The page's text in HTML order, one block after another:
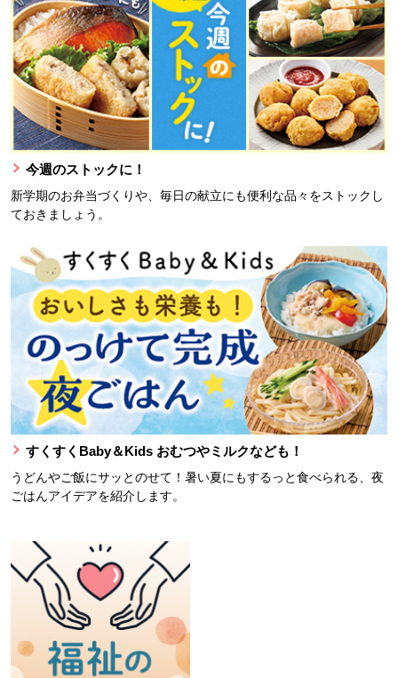
今週のストックに！
新学期のお弁当づくりや、毎日の献立にも便利な品々をストックし
ておきましょう。
すくすくBaby＆Kids おむつやミルクなども！
うどんやご飯にサッとのせて！暑い夏にもするっと食べられる、夜
ごはんアイデアを紹介します。